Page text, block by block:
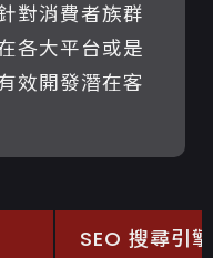
對消費者族群
各大平台或是
效開發潛在客
SEO 搜尋引